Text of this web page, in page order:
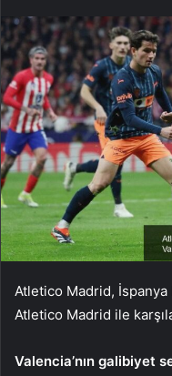
Atletico Madrid, İspanya
Atletico Madrid ile
Valencia’nın galibiyet